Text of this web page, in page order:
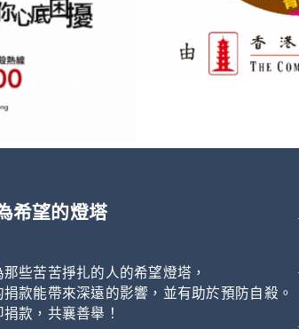
希望的燈塔
那些苦苦掙扎的人的希望燈塔，
捐款能帶來深遠的影響，並有助於預防自殺。
捐款，共襄善舉！